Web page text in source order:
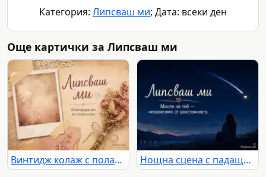
Категория: Липсваш ми; Дата: всеки ден
Още картички за Липсваш ми
Винтидж колаж с полароид и сухи цветя с надпис „Липсваш ми“ и „Благодаря ти за спомените“ Нощна сцена с падаща звезда и послание „Липсваш ми“ за мисълта, която преодолява разстоянието